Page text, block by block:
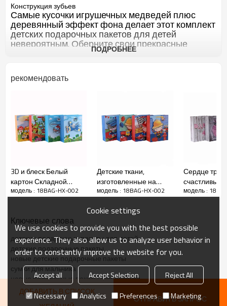
Конструкция зубьев
Самые кусочки игрушечных медведей плюс
деревянный эффект фона делает этот комплект
детских подарочных пакетов для детей
невероятным. Оберните свои прекрасные
живые подарки с помощью этих
Подарочные пакеты для пончиков
ПОДРОБНЕЕ
рекомендовать
3D и блеск Белый
картон Складной
бумажный ремешок
ассортименте Tongle
Packing
модель : 18BAG-HX-002
Детские ткани,
изготовленные на
заказ, подарочные
сортированными в
модель : 18BAG-HX-002
Сердце
счастливый
Святого
Packing
модель :
Ключевые слова
детские подарочные пакеты для детей
детские подарочные пакеты
новые детские подарочные пакеты
сумки для мальчика
новые подарочные пакеты для девочки
ДОБАВИТЬ В СПИСОК
ОТПРАВИТЬ ЗАПРОС
Cookie settings
We use cookies to provide you with the best possible
experience. They also allow us to analyze user behavior in
order to constantly improve the website for you.
Accept all Accept Selection
Reject All
Necessary
Analytics Preferences Marketing